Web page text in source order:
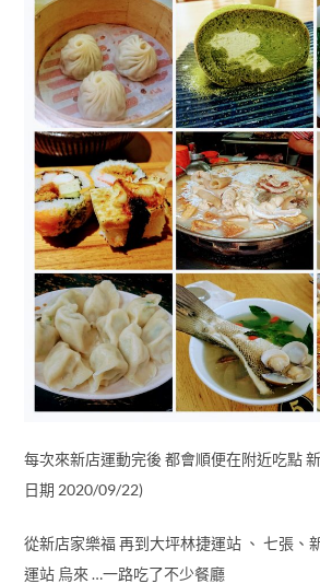
每次來新店運動完後 都會順便在附近吃點
日期 2020/09/22)
從新店家樂福 再到大坪林捷運站 、 七張、
運站 烏來 …一路吃了不少餐廳